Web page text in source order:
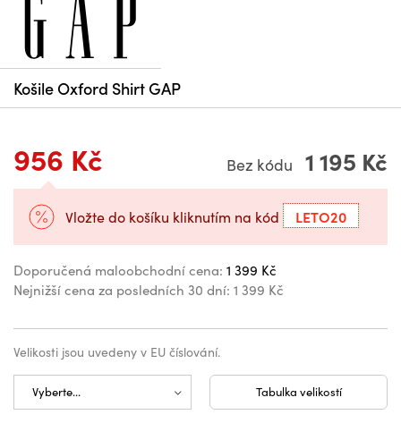
Košile Oxford Shirt GAP
956 Kč Bez kódu 1 195 Kč
Vložte do košíku kliknutím na kód LETO20
Doporučená maloobchodní cena: 1 399 Kč
Nejnižší cena za posledních 30 dní: 1 399 Kč
Velikosti jsou uvedeny v EU číslování.
Tabulka velikostí